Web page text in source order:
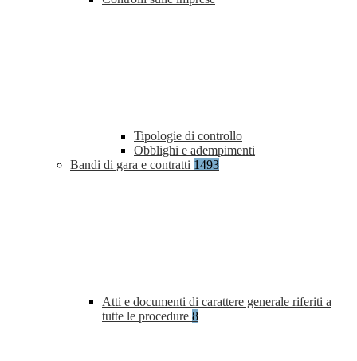
Tipologie di controllo
Obblighi e adempimenti
Bandi di gara e contratti 1493
Atti e documenti di carattere generale riferiti a
tutte le procedure 8